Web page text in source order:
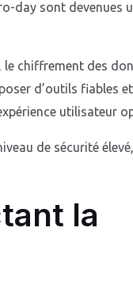
day sont devenues
chiffrement des
d’outils fiables et
utilisateur
de sécurité
la